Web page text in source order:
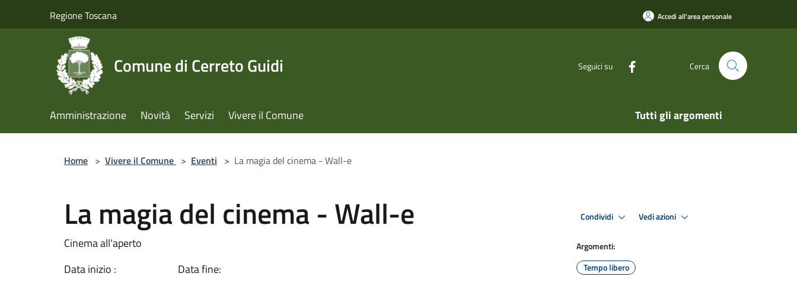
Regione Toscana Accedi all'area personale
Comune di Cerreto Guidi Seguici su Cerca
Amministrazione Novità Servizi Vivere il Comune Tutti gli argomenti
Home > Vivere il Comune > Eventi > La magia del cinema - Wall-e
La magia del cinema - Wall-e
Cinema all'aperto
Data inizio :
Data fine:
Condividi Vedi azioni
Argomenti:
Tempo libero